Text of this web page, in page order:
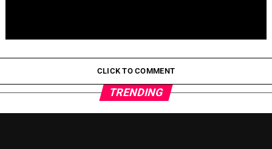
Pepeto Preventa: ¿Por Qué Está Ganando Popularidad?
CLICK TO COMMENT
TRENDING